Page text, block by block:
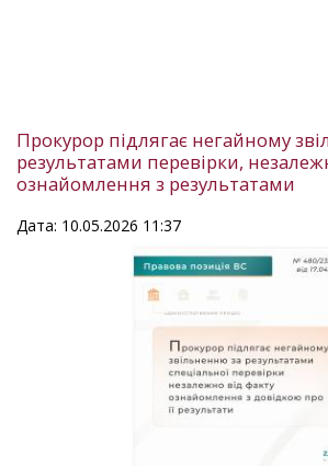
Прокурор підлягає негайному
результатами перевірки,
ознайомлення з результатами
Дата: 10.05.2026 11:37